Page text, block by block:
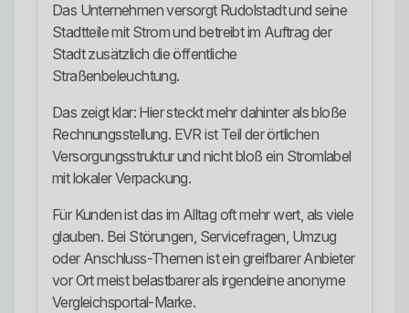
Das Unternehmen versorgt Rudolstadt und seine
Stadtteile mit Strom und betreibt im Auftrag der
Stadt zusätzlich die öffentliche
Straßenbeleuchtung.
Das zeigt klar: Hier steckt mehr dahinter als bloße
Rechnungsstellung. EVR ist Teil der örtlichen
Versorgungsstruktur und nicht bloß ein Stromlabel
mit lokaler Verpackung.
Für Kunden ist das im Alltag oft mehr wert, als viele
glauben. Bei Störungen, Servicefragen, Umzug
oder Anschluss-Themen ist ein greifbarer Anbieter
vor Ort meist belastbarer als irgendeine anonyme
Vergleichsportal-Marke.